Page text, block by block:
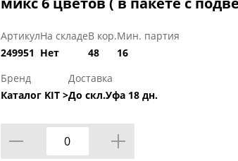
Артикул
249951
На складе
Нет
В кор.
48
Мин. партия
16
Бренд
Каталог KIT >
Доставка
До скл.Уфа 18 дн.